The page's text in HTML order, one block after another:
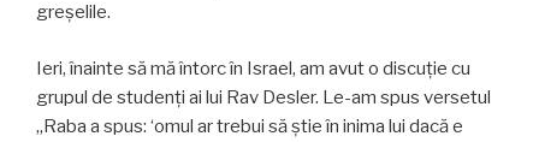
greșelile.
Ieri, înainte să mă întorc în Israel, am avut o discuție cu
grupul de studenți ai lui Rav Desler. Le-am spus versetul
„Raba a spus: ‘omul ar trebui să știe în inima lui dacă e